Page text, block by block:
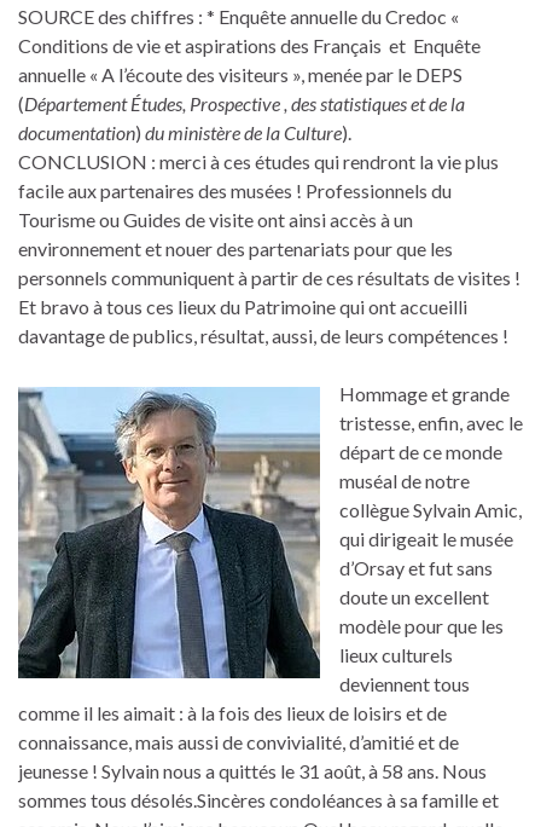
SOURCE des chiffres : * Enquête annuelle du Credoc «
Conditions de vie et aspirations des Français et Enquête
annuelle « A l’écoute des visiteurs », menée par le DEPS
(Département Études, Prospective , des statistiques et de la
documentation) du ministère de la Culture).
CONCLUSION : merci à ces études qui rendront la vie plus
facile aux partenaires des musées ! Professionnels du
Tourisme ou Guides de visite ont ainsi accès à un
environnement et nouer des partenariats pour que les
personnels communiquent à partir de ces résultats de visites !
Et bravo à tous ces lieux du Patrimoine qui ont accueilli
davantage de publics, résultat, aussi, de leurs compétences !
Hommage et grande
tristesse, enfin, avec le
départ de ce monde
muséal de notre
collègue Sylvain Amic,
qui dirigeait le musée
d’Orsay et fut sans
doute un excellent
modèle pour que les
lieux culturels
deviennent tous
comme il les aimait : à la fois des lieux de loisirs et de
connaissance, mais aussi de convivialité, d’amitié et de
jeunesse ! Sylvain nous a quittés le 31 août, à 58 ans. Nous
sommes tous désolés.Sincères condoléances à sa famille et